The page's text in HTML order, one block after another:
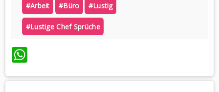
#arbeit #büro #lustig
#lustige Chef Sprüche
WhatsApp